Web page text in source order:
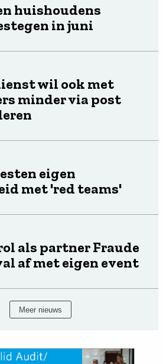
huishoudens
in juni
wil ook met
minder via post
eigen
met 'red teams'
als partner Fraude
af met eigen event
Meer nieuws